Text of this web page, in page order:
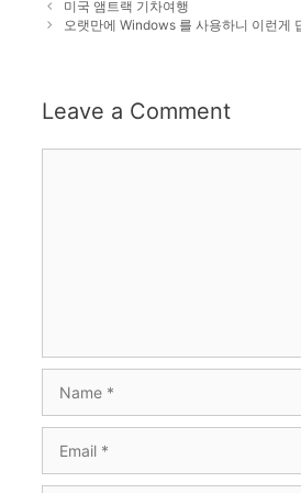
미국 앰트랙 기차여행
오랫만에 Windows 를 사용하니 이런게
Leave a Comment